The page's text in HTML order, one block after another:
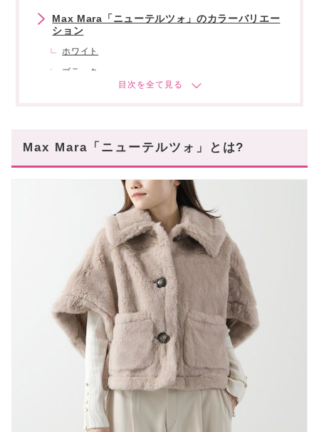
Max Mara「ニューテルツォ」のカラーバリエー
ション
ホワイト
ブラック
Max Mara「ニューテルツォ」のサイズ感は?
Max Maraのニューテルツォが公式よりお得!
スタハ編集部の「マックスマーラ・アウター」レ
ビュー動画も✓
軽やかに羽織れるニューテルツォはBUYMAで賢
くゲット!
Max Mara「ニューテルツォ」とは?